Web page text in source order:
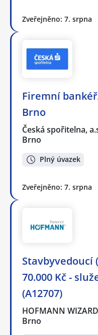
Zveřejněno: 7. srpna
Firemní
Brno
Česká spořitelna,
Brno
Plný úvazek
Zveřejněno: 7. srpna
Stavbyvedoucí
70.000 Kč -
(A12707)
HOFMANN
Brno